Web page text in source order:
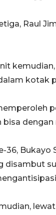
Raul
kotak
bisa
36,
disambut